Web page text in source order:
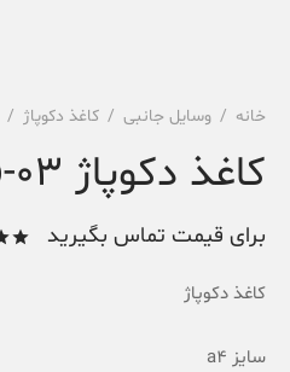
خانه / وسایل جانبی / کاغذ دکوپاژ /
کاغذ دکوپاژ p-03
برای قیمت تماس بگیرید
کاغذ دکوپاژ
سایز a4